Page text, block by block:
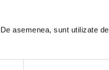
asemenea, sunt utilizate de